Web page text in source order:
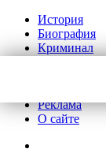
История
Биография
Криминал
Реклама
О сайте